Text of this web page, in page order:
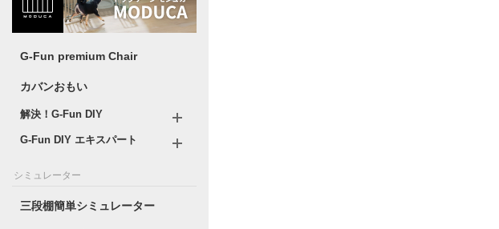
G-Fun premium Chair
カバンおもい
解決！G-Fun DIY
G-Fun DIY エキスパート
シミュレーター
三段棚簡単シミュレーター